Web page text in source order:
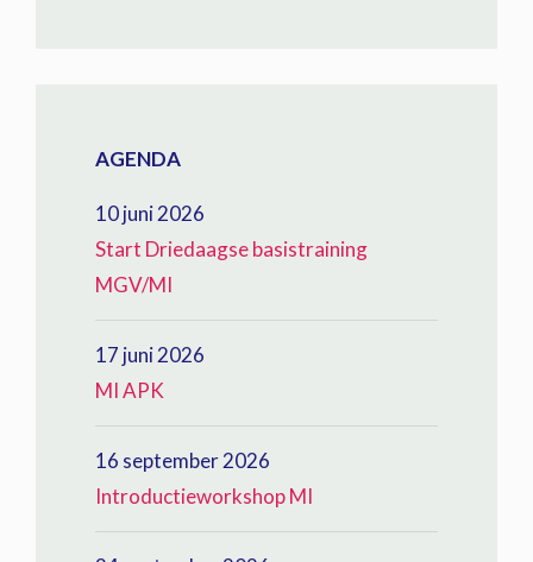
AGENDA
10 juni 2026
Start Driedaagse basistraining
MGV/MI
17 juni 2026
MI APK
16 september 2026
Introductieworkshop MI